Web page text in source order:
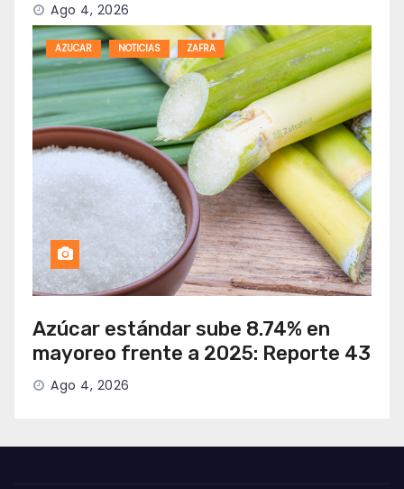
Ago 4, 2026
AZUCAR NOTICIAS ZAFRA
Azúcar estándar sube 8.74% en
mayoreo frente a 2025: Reporte 43
Ago 4, 2026